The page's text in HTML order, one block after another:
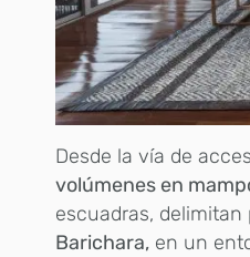
Desde la vía de
volúmenes en
escuadras,
Barichara, en un